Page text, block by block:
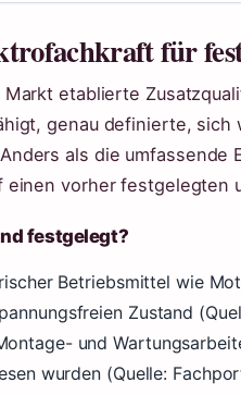
für
Markt etablierte
genau definierte,
als die
einen vorher festgelegten
festgelegt?
Betriebsmittel wie
Zustand
und
wurden (Quelle: